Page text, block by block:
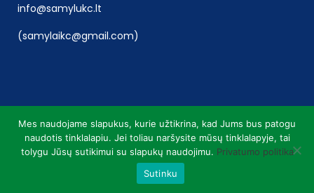
info@samylukc.lt
(samylaikc@gmail.com)
Mes naudojame slapukus, kurie užtikrina, kad Jums bus patogu
naudotis tinklalapiu. Jei toliau naršysite mūsų tinklalapyje, tai
tolygu Jūsų sutikimui su slapukų naudojimu. Privatumo politika
Sutinku